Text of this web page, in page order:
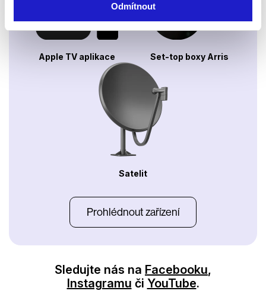
Odmítnout
Apple TV aplikace Set-top boxy Arris
Satelit
Prohlédnout zařízení
Sledujte nás na Facebooku,
Instagramu či YouTube.